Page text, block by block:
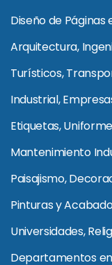
Diseño de
Arquitectura,
Turísticos,
Industrial,
Etiquetas,
Mantenimiento
Paisajismo,
Pinturas y
Universidades,
Departamentos